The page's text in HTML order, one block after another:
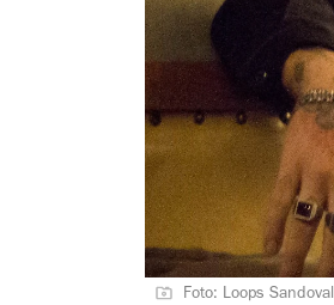
Foto: Loops Sandoval